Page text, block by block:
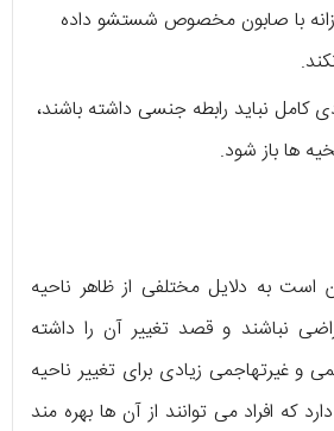
با صابون مخصوص شستشو داده
کامل نباید رابطه جنسی داشته باشند،
ها باز شود.
است به دلایل مختلفی از ظاهر ناحیه
نباشند و قصد تغییر آن را داشته
و غیرتهاجمی زیادی برای تغییر ناحیه
که افراد می توانند از آن ها بهره مند